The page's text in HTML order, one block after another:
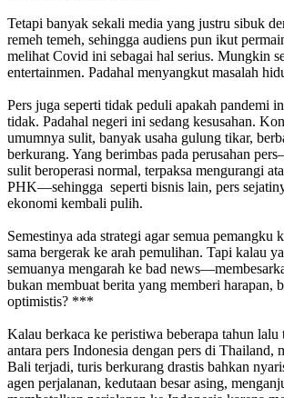
Tetapi banyak sekali media yang justru sibuk
remeh temeh, sehingga audiens pun ikut
melihat Covid ini sebagai hal serius. Mungkin
entertainmen. Padahal menyangkut masalah
Pers juga seperti tidak peduli apakah pandemi
tidak. Padahal negeri ini sedang kesusahan.
umumnya sulit, banyak usaha gulung tikar,
berkurang. Yang berimbas pada perusahan
sulit beroperasi normal, terpaksa mengurangi
PHK—sehingga seperti bisnis lain, pers
ekonomi kembali pulih.
Semestinya ada strategi agar semua pemangku
sama bergerak ke arah pemulihan. Tapi kalau
semuanya mengarah ke bad
bukan membuat berita yang memberi harapan,
optimistis? ***
Kalau berkaca ke peristiwa beberapa tahun lalu
antara pers Indonesia dengan pers di Thailand,
Bali terjadi, turis berkurang drastis bahkan
agen perjalanan, kedutaan besar asing,